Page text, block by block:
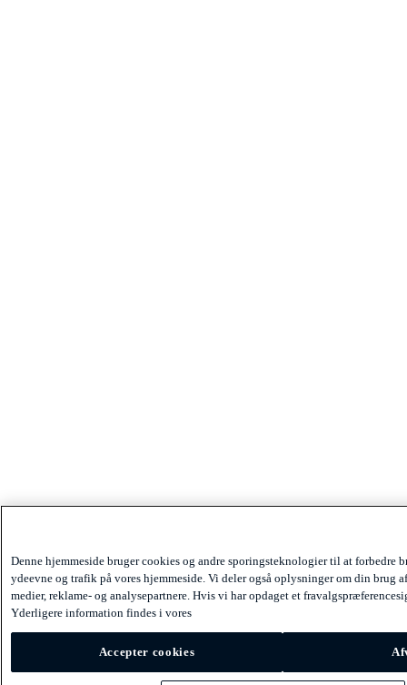
Denne hjemmeside bruger cookies og andre sporingsteknologier til at forbedre
ydeevne og trafik på vores hjemmeside. Vi deler også oplysninger om din brug
medier, reklame- og analysepartnere. Hvis vi har opdaget et
Yderligere information findes i vores
Accepter cookies